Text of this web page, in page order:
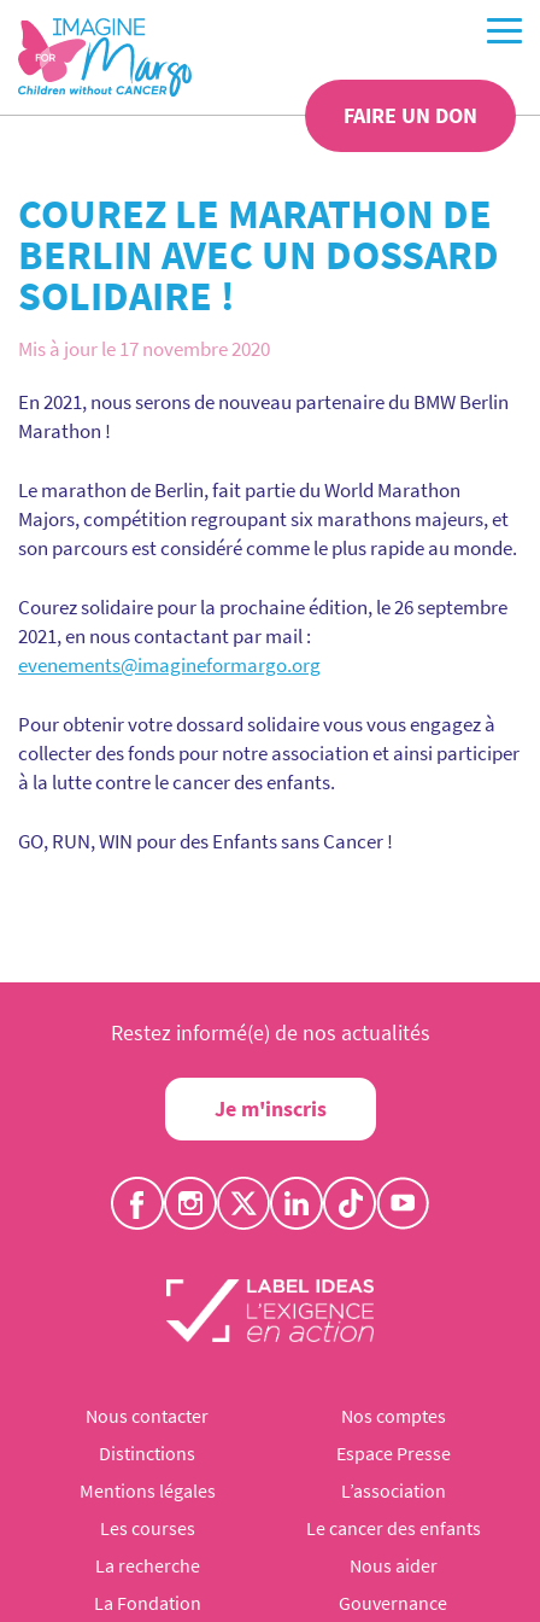
FAIRE UN DON
COUREZ LE MARATHON DE
BERLIN AVEC UN DOSSARD
SOLIDAIRE !
Mis à jour le 17 novembre 2020
En 2021, nous serons de nouveau partenaire du BMW Berlin
Marathon !
Le marathon de Berlin, fait partie du World Marathon
Majors, compétition regroupant six marathons majeurs, et
son parcours est considéré comme le plus rapide au monde.
Courez solidaire pour la prochaine édition, le 26 septembre
2021, en nous contactant par mail :
evenements@imagineformargo.org
Pour obtenir votre dossard solidaire vous vous engagez à
collecter des fonds pour notre association et ainsi participer
à la lutte contre le cancer des enfants.
GO, RUN, WIN pour des Enfants sans Cancer !
Restez informé(e) de nos actualités
Je m'inscris
Nous contacter
Nos comptes
Distinctions
Espace Presse
Mentions légales
L’association
Les courses
Le cancer des enfants
La recherche
Nous aider
La Fondation
Gouvernance